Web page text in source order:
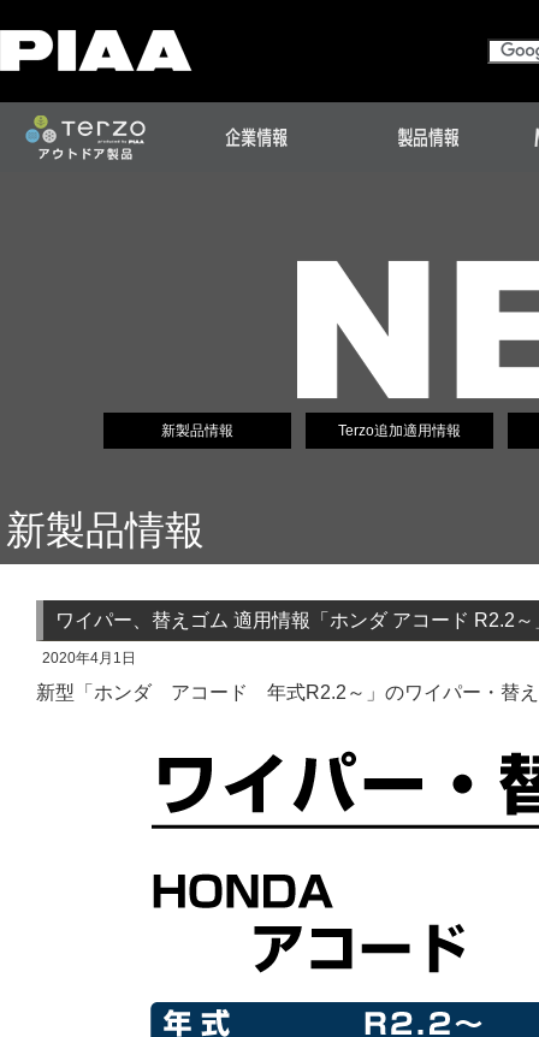
新製品情報 Terzo追加適用情報
新製品情報
ワイパー、替えゴム 適用情報「ホンダ アコード R2.2～
2020年4月1日
新型「ホンダ アコード 年式R2.2～」のワイパー・替